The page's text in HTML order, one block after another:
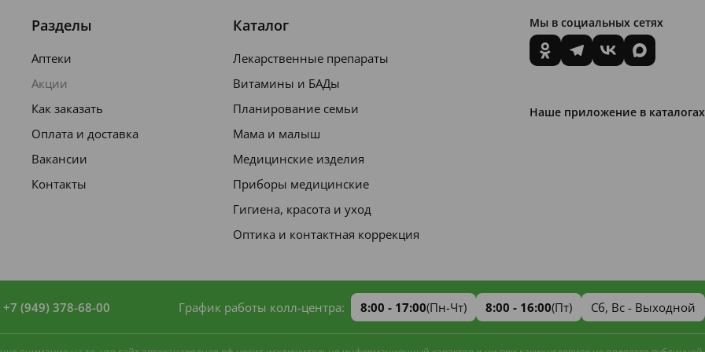
- для детей, возраст 6-11 лет.
Разделы
Аптеки
Акции
Как заказать
Оплата и доставка
Вакансии
Контакты
Каталог
Лекарственные препараты
Витамины и БАДы
Планирование семьи
Мама и малыш
Медицинские изделия
Приборы медицинские
Гигиена, красота и уход
Оптика и контактная коррекция
Мы в социальных сетях
Наше приложение в каталогах
+7 (949) 378-68-00 График работы колл-центра: 8:00 - 17:00(Пн-Чт) 8:00 - 16:00(Пт) Сб, Вс - Выходной